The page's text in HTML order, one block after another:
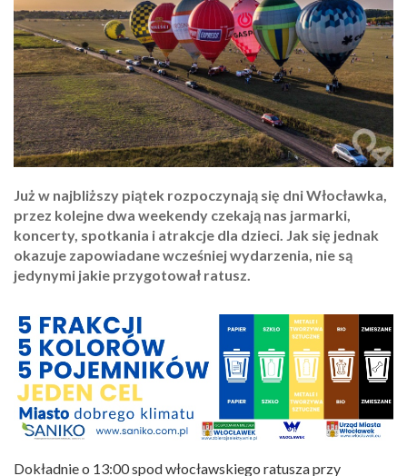
Już w najbliższy piątek rozpoczynają się dni Włocławka,
przez kolejne dwa weekendy czekają nas jarmarki,
koncerty, spotkania i atrakcje dla dzieci. Jak się jednak
okazuje zapowiadane wcześniej wydarzenia, nie są
jedynymi jakie przygotował ratusz.
Dokładnie o 13:00 spod włocławskiego ratusza przy